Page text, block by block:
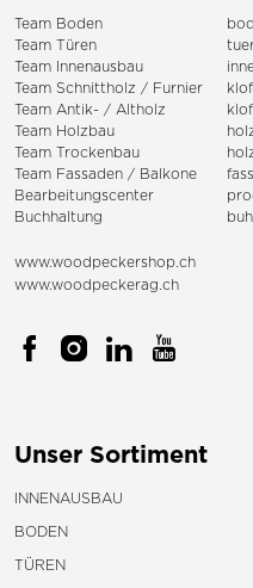
Team Boden
Team Türen
Team Innenausbau
Team Schnittholz / Furnier
Team Antik- / Altholz
Team Holzbau
Team Trockenbau
Team Fassaden / Balkone
Bearbeitungscenter
Buchhaltung
www.woodpeckershop.ch
www.woodpeckerag.ch
Unser Sortiment
INNENAUSBAU
BODEN
TÜREN